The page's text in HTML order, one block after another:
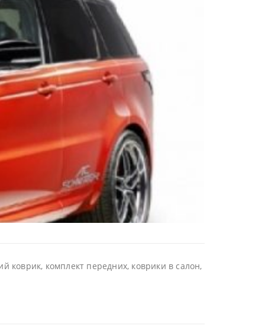
коврик, комплект передних, коврики в салон,